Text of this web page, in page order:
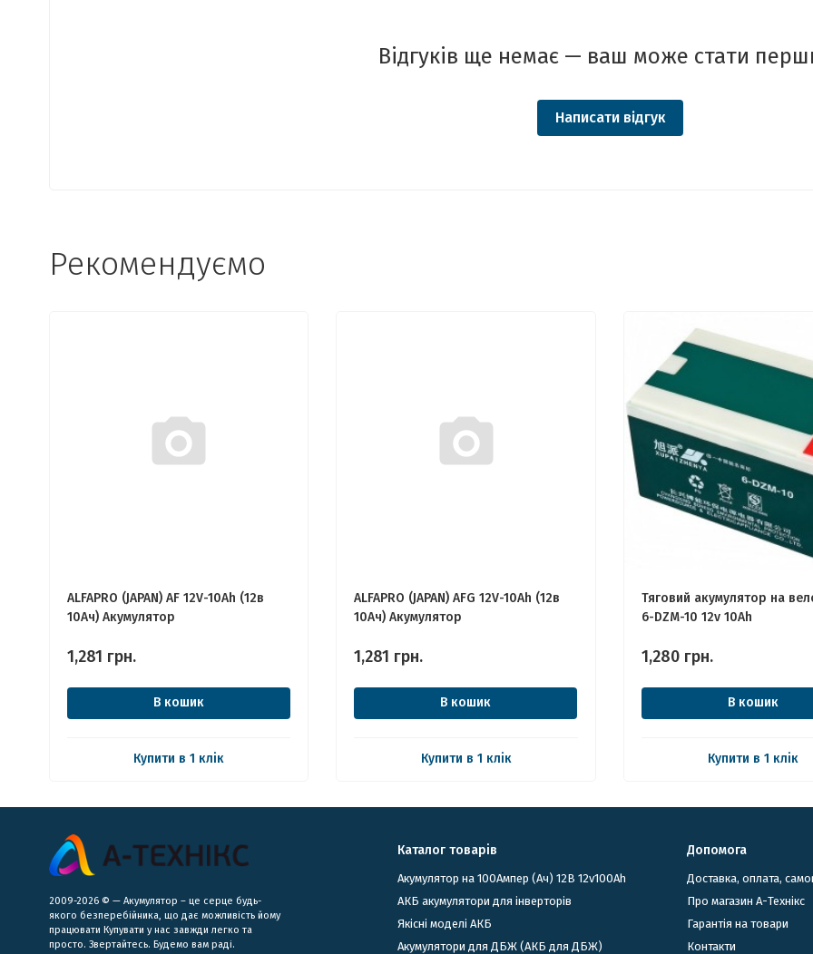
Відгуків ще немає — ваш може стати
Написати відгук
Рекомендуємо
ALFAPRO (JAPAN) AF 12V-10Ah (12в
10Ач) Акумулятор
1,281 грн.
В кошик
Купити в 1 клік
ALFAPRO (JAPAN) AFG 12V-10Ah (12в
10Ач) Акумулятор
1,281 грн.
В кошик
Купити в 1 клік
Тяговий акумулятор на
6-DZM-10 12v 10Аh
1,280 грн.
В кошик
Купити в 1 клік
2009-2026 © — Акумулятор – це серце будь-
якого безперебійника, що дає можливість йому
працювати Купувати у нас завжди легко та
просто. Звертайтесь. Будемо вам раді.
Каталог товарів
Акумулятор на 100Ампер (Ач) 12В 12v100Ah
АКБ акумулятори для інверторів
Якісні моделі АКБ
​Акумулятори для ДБЖ (АКБ для ДБЖ)
Допомога
Доставка, оплата,
Про магазин А-Технікс
Гарантія на товари
Контакти